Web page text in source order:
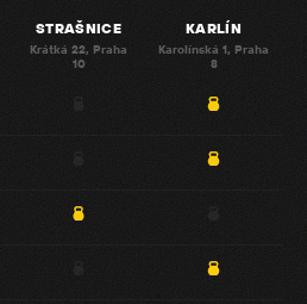
STRAŠNICE
Krátká 22, Praha
10
KARLÍN
Karolínská 1, Praha
8